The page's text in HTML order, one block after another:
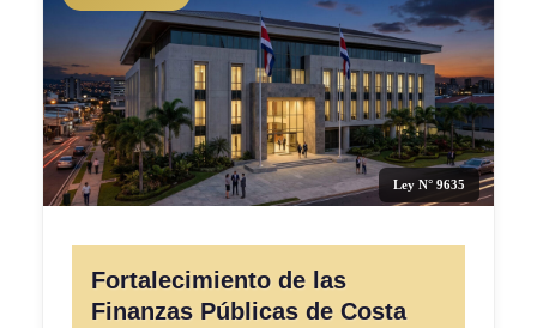
Ley N° 9635
Fortalecimiento de las
Finanzas Públicas de Costa